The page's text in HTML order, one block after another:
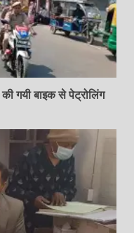
गयी बाइक से पेट्रोलिंग